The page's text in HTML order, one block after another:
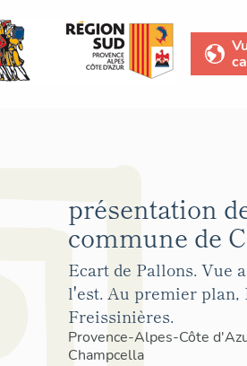
présentation
commune de
Ecart de Pallons. Vue
l'est. Au premier plan,
Freissinières.
Provence-Alpes-Côte
Champcella